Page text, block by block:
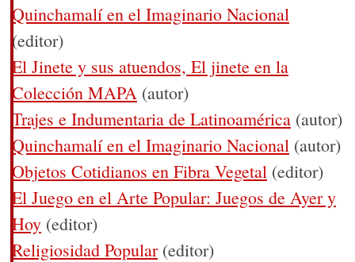
Quinchamalí en el Imaginario Nacional
(editor)
El Jinete y sus atuendos, El jinete en la
Colección MAPA (autor)
Trajes e Indumentaria de Latinoamérica (autor)
Quinchamalí en el Imaginario Nacional (autor)
Objetos Cotidianos en Fibra Vegetal (editor)
El Juego en el Arte Popular: Juegos de Ayer y
Hoy (editor)
Religiosidad Popular(editor)